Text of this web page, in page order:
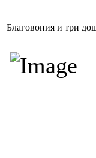
Благовония и три